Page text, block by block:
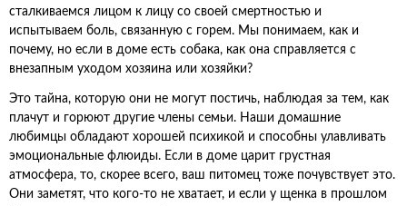
сталкиваемся лицом к лицу со своей смертностью и
испытываем боль, связанную с горем. Мы понимаем, как и
почему, но если в доме есть собака, как она справляется с
внезапным уходом хозяина или хозяйки?
Это тайна, которую они не могут постичь, наблюдая за тем, как
плачут и горюют другие члены семьи. Наши домашние
любимцы обладают хорошей психикой и способны улавливать
эмоциональные флюиды. Если в доме царит грустная
атмосфера, то, скорее всего, ваш питомец тоже почувствует это.
Они заметят, что кого-то не хватает, и если у щенка в прошлом